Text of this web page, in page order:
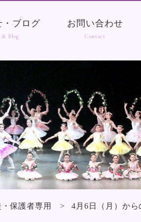
・ブログ お問い合わせ
保護者専用 4月6日（月）から